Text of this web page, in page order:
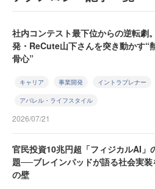
社内コンテスト最下位からの逆転劇
発・ReCute山下さんを突き動かす“
骨心”
キャリア 事業開発 イントラプレナー
アパレル・ライフスタイル
2026/07/21
官民投資10兆円超「フィジカルAI」
題──ブレインパッドが語る社会実
の壁